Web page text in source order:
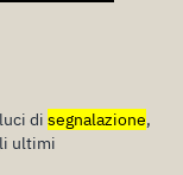
di segnalazione,
ultimi